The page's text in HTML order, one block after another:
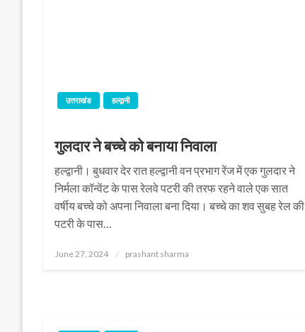
उत्तराखंड हल्द्वानी
गुलदार ने बच्चे को बनाया निवाला
हल्द्वानी। बुधवार देर रात हल्द्वानी वन प्रभाग रेंज में एक गुलदार ने
निर्मला कॉन्वेंट के पास रेलवे पटरी की तरफ रहने वाले एक सात
वर्षीय बच्चे को अपना निवाला बना दिया। बच्चे का शव सुबह रेल की
पटरी के पास…
Posted
June 27, 2024 prashant sharma